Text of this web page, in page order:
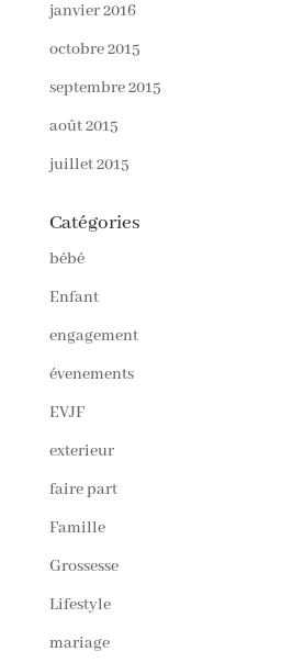
janvier 2016
octobre 2015
septembre 2015
août 2015
juillet 2015
Catégories
bébé
Enfant
engagement
évenements
EVJF
exterieur
faire part
Famille
Grossesse
Lifestyle
mariage